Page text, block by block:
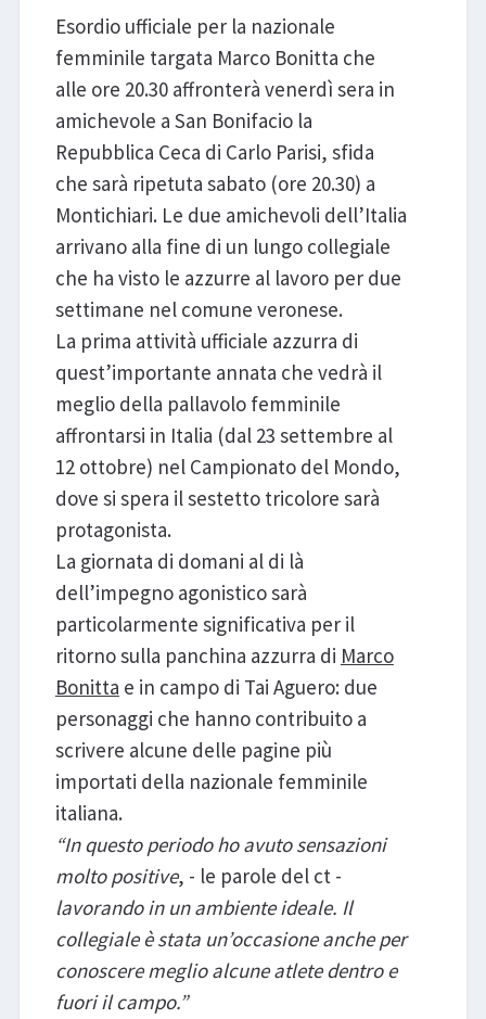
Esordio ufficiale per la nazionale
femminile targata Marco Bonitta che
alle ore 20.30 affronterà venerdì sera in
amichevole a San Bonifacio la
Repubblica Ceca di Carlo Parisi, sfida
che sarà ripetuta sabato (ore 20.30) a
Montichiari. Le due amichevoli dell’Italia
arrivano alla fine di un lungo collegiale
che ha visto le azzurre al lavoro per due
settimane nel comune veronese.
La prima attività ufficiale azzurra di
quest’importante annata che vedrà il
meglio della pallavolo femminile
affrontarsi in Italia (dal 23 settembre al
12 ottobre) nel Campionato del Mondo,
dove si spera il sestetto tricolore sarà
protagonista.
La giornata di domani al di là
dell’impegno agonistico sarà
particolarmente significativa per il
ritorno sulla panchina azzurra di Marco
Bonitta e in campo di Tai Aguero: due
personaggi che hanno contribuito a
scrivere alcune delle pagine più
importati della nazionale femminile
italiana.
“In questo periodo ho avuto sensazioni
molto positive, - le parole del ct -
lavorando in un ambiente ideale. Il
collegiale è stata un’occasione anche per
conoscere meglio alcune atlete dentro e
fuori il campo.”